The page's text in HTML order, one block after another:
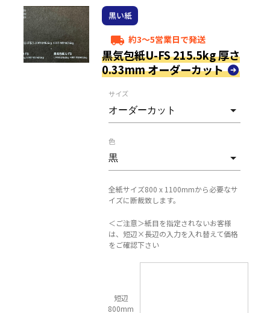
黒い紙
local_shipping 約3～5営業日で発送
黒気包紙U-FS 215.5kg 厚さ
0.33mm オーダーカット
サイズ
色
全紙サイズ800 x 1100mmから必要なサ
イズに断裁致します。
＜ご注意＞紙目を指定されないお客様
は、短辺×長辺の入力を入れ替えて価格
をご確認下さい
短辺
800mm